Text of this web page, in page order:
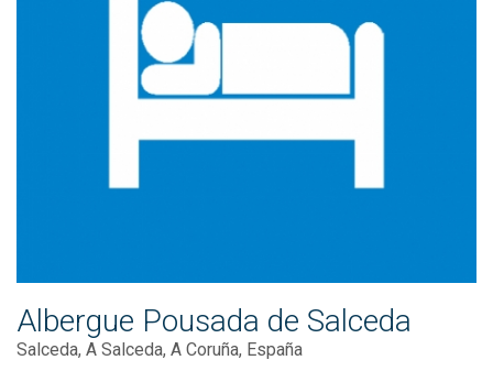
Albergue Pousada de Salceda
Salceda, A Salceda, A Coruña, España